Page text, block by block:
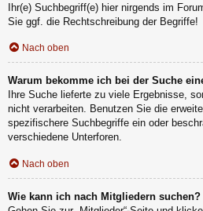
Ihr(e) Suchbegriff(e) hier nirgends im
Sie ggf. die Rechtschreibung der Begriffe!
Nach oben
Warum bekomme ich bei der Suche
Ihre Suche lieferte zu viele Ergebnisse,
nicht verarbeiten. Benutzen Sie die
spezifischere Suchbegriffe ein oder
verschiedene Unterforen.
Nach oben
Wie kann ich nach Mitgliedern suchen?